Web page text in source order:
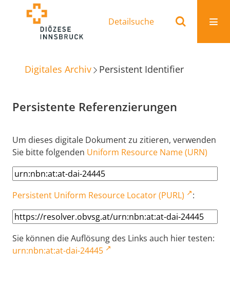
Detailsuche
Digitales Archiv Persistent Identifier
Persistente Referenzierungen
Um dieses digitale Dokument zu zitieren, verwenden
Sie bitte folgenden Uniform Resource Name (URN)
Persistent Uniform Resource Locator (PURL) :
Sie können die Auflösung des Links auch hier testen:
urn:nbn:at:at-dai-24445